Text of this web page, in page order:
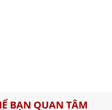
BẠN QUAN TÂM